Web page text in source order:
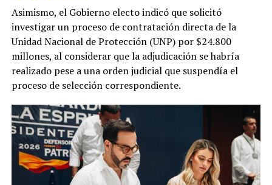
Asimismo, el Gobierno electo indicó que solicitó
investigar un proceso de contratación directa de la
Unidad Nacional de Protección (UNP) por $24.800
millones, al considerar que la adjudicación se habría
realizado pese a una orden judicial que suspendía el
proceso de selección correspondiente.